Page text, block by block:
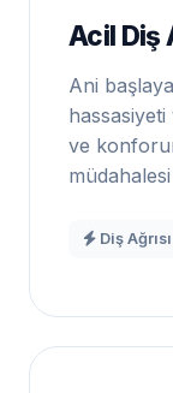
Acil Diş
Ani
hassasiyeti
ve
Diş